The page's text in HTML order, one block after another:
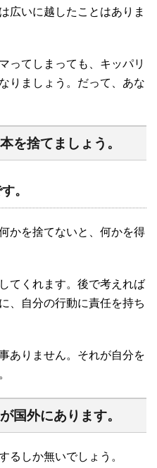
広いに越したことはありま
ってしまっても、キッパリ
りましょう。だって、あな
を捨てましょう。
。
かを捨てないと、何かを得
てくれます。後で考えれば
、自分の行動に責任を持ち
ありません。それが自分を
国外にあります。
るしか無いでしょう。